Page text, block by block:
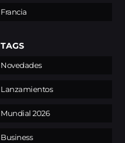
Francia
TAGS
Novedades
Lanzamientos
Mundial 2026
Business